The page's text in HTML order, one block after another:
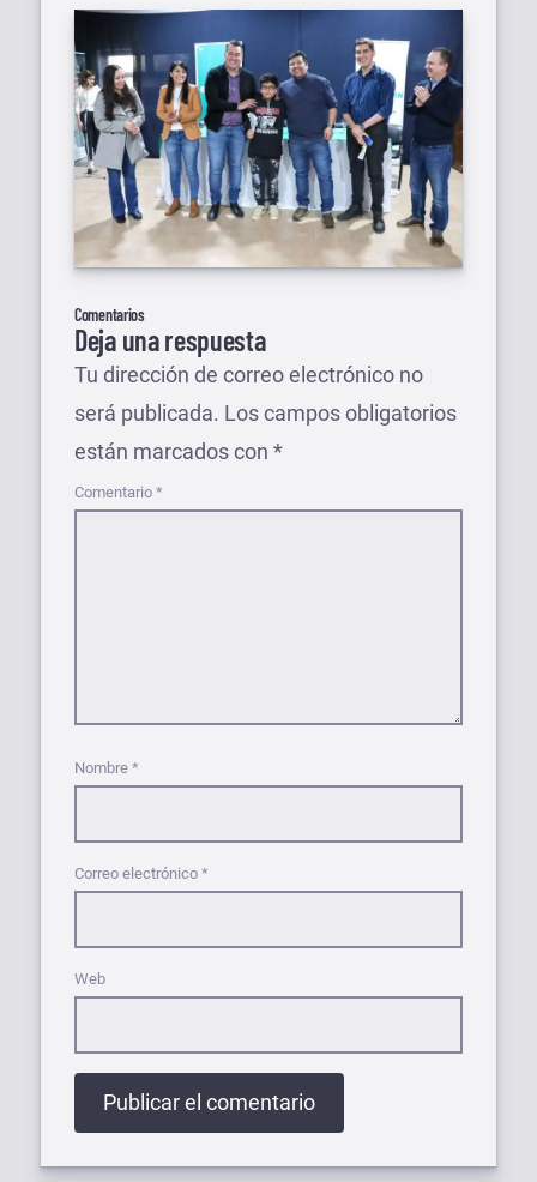
Comentarios
Deja una respuesta
Tu dirección de correo electrónico no
será publicada. Los campos obligatorios
están marcados con *
Comentario *
Nombre *
Correo electrónico *
Web